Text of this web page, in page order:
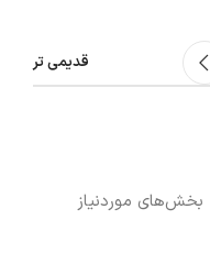
قدیمی تر
بخش‌های موردنیاز